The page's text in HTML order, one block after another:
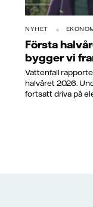
NYHET
Första
bygger vi
Vattenfall
halvåret 2026.
fortsatt driva på